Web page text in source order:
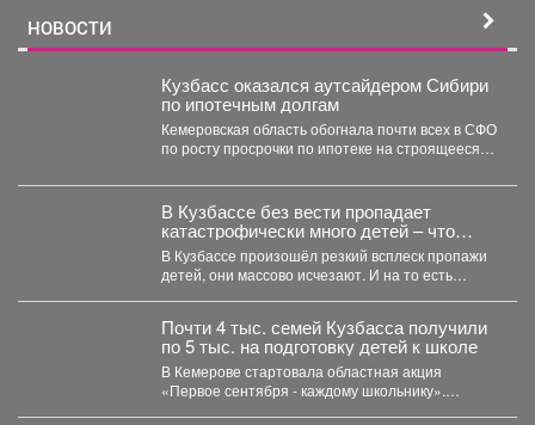
НОВОСТИ
Кузбасс оказался аутсайдером Сибири
по ипотечным долгам
Кемеровская область обогнала почти всех в СФО
по росту просрочки по ипотеке на строящееся
В Кузбассе без вести пропадает
катастрофически много детей – что
происходит
В Кузбассе произошёл резкий всплеск пропажи
детей, они массово исчезают. И на то есть
Почти 4 тыс. семей Кузбасса получили
по 5 тыс. на подготовку детей к школе
В Кемерове стартовала областная акция
«Первое сентября - каждому школьнику».